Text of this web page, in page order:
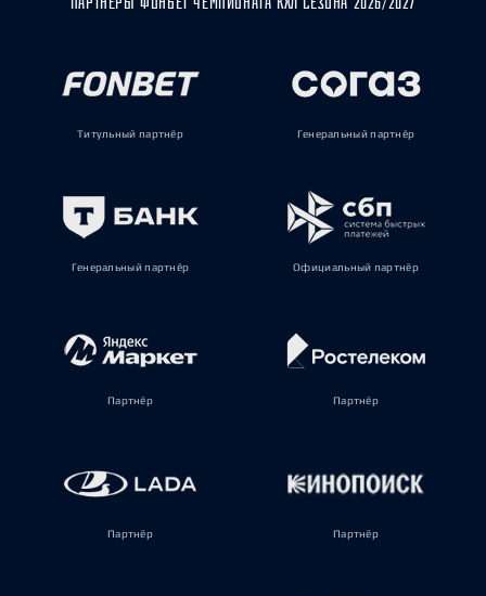
Титульный партнёр Генеральный партнёр
Генеральный партнёр Официальный партнёр
Партнёр Партнёр
Партнёр Партнёр